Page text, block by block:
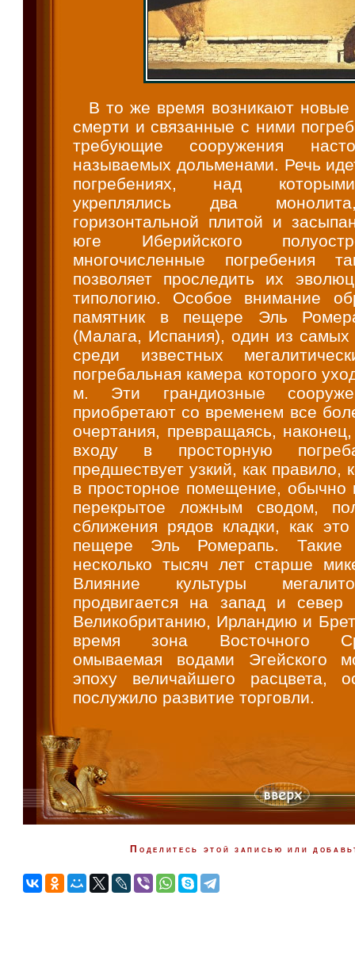
В то же время возникают новые
смерти и связанные с ними
требующие сооружения
называемых дольменами. Речь
погребениях, над
укреплялись два
горизонтальной плитой и
юге Иберийского
многочисленные погребения
позволяет проследить их
типологию. Особое внимание
памятник в пещере Эль
(Малага, Испания), один из
среди известных
погребальная камера которого
м. Эти грандиозные
приобретают со временем все
очертания, превращаясь,
входу в просторную
предшествует узкий, как правило,
в просторное помещение, обычно
перекрытое ложным сводом,
сближения рядов кладки, как
пещере Эль Ромерапь. Такие
несколько тысяч лет старше
Влияние культуры
продвигается на запад и север
Великобританию, Ирландию и
время зона Восточного
омываемая водами Эгейского
эпоху величайшего расцвета,
послужило развитие торговли.
Поделитесь этой записью или